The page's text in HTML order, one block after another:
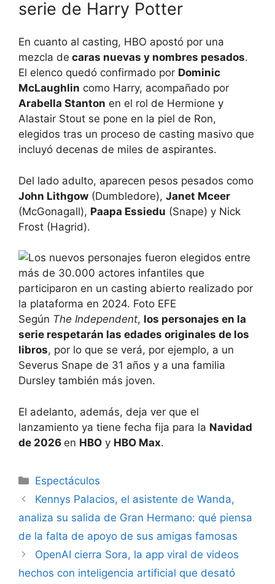
serie de Harry Potter
En cuanto al casting, HBO apostó por una
mezcla de caras nuevas y nombres pesados.
El elenco quedó confirmado por Dominic
McLaughlin como Harry, acompañado por
Arabella Stanton en el rol de Hermione y
Alastair Stout se pone en la piel de Ron,
elegidos tras un proceso de casting masivo que
incluyó decenas de miles de aspirantes.
Del lado adulto, aparecen pesos pesados como
John Lithgow (Dumbledore), Janet Mceer
(McGonagall), Paapa Essiedu (Snape) y Nick
Frost (Hagrid).
Según The Independent, los personajes en la
serie respetarán las edades originales de los
libros, por lo que se verá, por ejemplo, a un
Severus Snape de 31 años y a una familia
Dursley también más joven.
El adelanto, además, deja ver que el
lanzamiento ya tiene fecha fija para la Navidad
de 2026 en HBO y HBO Max.
Espectáculos
Kennys Palacios, el asistente de Wanda,
analiza su salida de Gran Hermano: qué piensa
de la falta de apoyo de sus amigas famosas
OpenAI cierra Sora, la app viral de videos
hechos con inteligencia artificial que desató